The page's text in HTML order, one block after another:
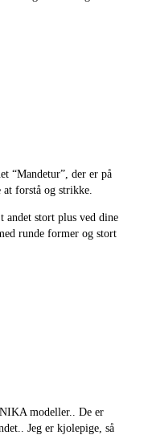
“Mandetur”, der er på
forstå og strikke.
andet stort plus ved dine
runde former og stort
modeller.. De er
Jeg er kjolepige, så